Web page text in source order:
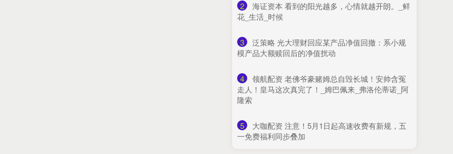
2
​海证资本 看到的阳光越多，心情就越开朗。_鲜
花_生活_时候
3
​泛策略 光大理财回应某产品净值回撤：系小规
模产品大额赎回后的净值扰动
4
​领航配资 老佛爷豪赌姆总自毁长城！安帅含冤
走人！皇马这次真完了！_姆巴佩来_弗洛伦蒂诺_阿
隆索
5
​大咖配资 注意！5月1日起高速收费有新规，五
一免费福利同步叠加